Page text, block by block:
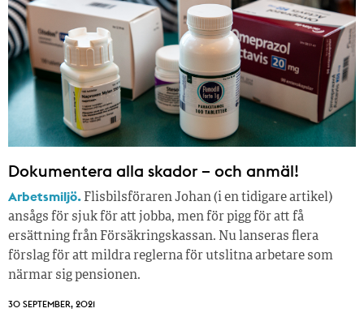
Dokumentera alla skador – och anmäl!
Arbetsmiljö. Flisbilsföraren Johan (i en tidigare artikel)
ansågs för sjuk för att jobba, men för pigg för att få
ersättning från Försäkringskassan. Nu lanseras flera
förslag för att mildra reglerna för utslitna arbetare som
närmar sig pensionen.
30 SEPTEMBER, 2021